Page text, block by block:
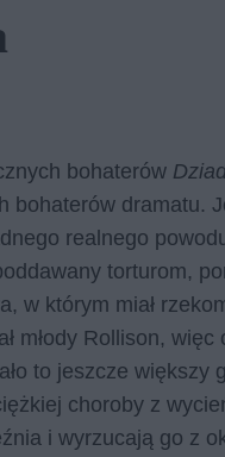
bohaterów
bohaterów dramatu.
realnego
torturom,
w którym miał
młody Rollison,
to jeszcze większy
choroby z
i wyrzucają go z